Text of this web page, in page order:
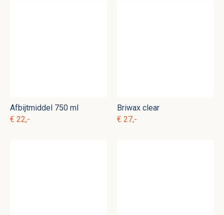
Afbijtmiddel 750 ml
€ 22,-
Briwax clear
€ 27,-